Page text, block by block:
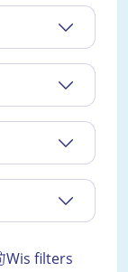
Wis filters